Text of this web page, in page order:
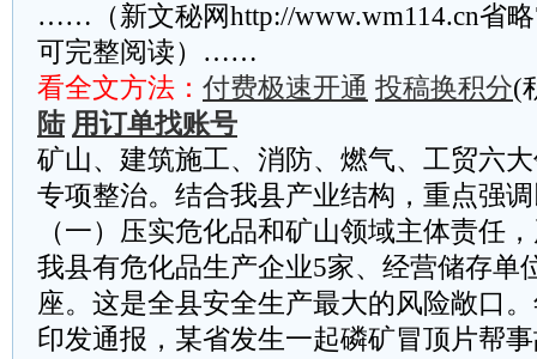
……（新文秘网http://www.wm114.cn省
可完整阅读）……
看全文方法： 付费极速开通 投稿换积分(
陆 用订单找账号
矿山、建筑施工、消防、燃气、工贸六
专项整治。结合我县产业结构，重点强
（一）压实危化品和矿山领域主体责任
我县有危化品生产企业5家、经营储存单
座。这是全县安全生产最大的风险敞口
印发通报，某省发生一起磷矿冒顶片帮